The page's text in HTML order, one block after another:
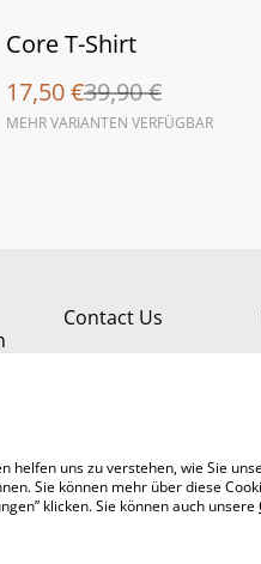
%
Core T-Shirt
17,50 €39,90 €
MEHR VARIANTEN VERFÜGBAR
Contact Us
helfen uns zu verstehen, wie Sie
Sie können mehr über diese
klicken. Sie können auch unsere